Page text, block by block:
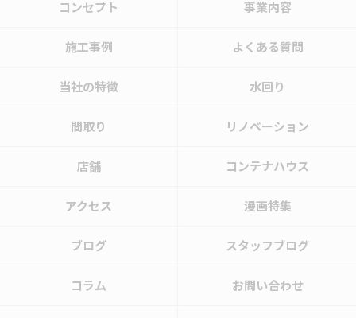
コンセプト 事業内容
施工事例 よくある質問
当社の特徴 水回り
間取り リノベーション
店舗 コンテナハウス
アクセス 漫画特集
ブログ スタッフブログ
コラム お問い合わせ